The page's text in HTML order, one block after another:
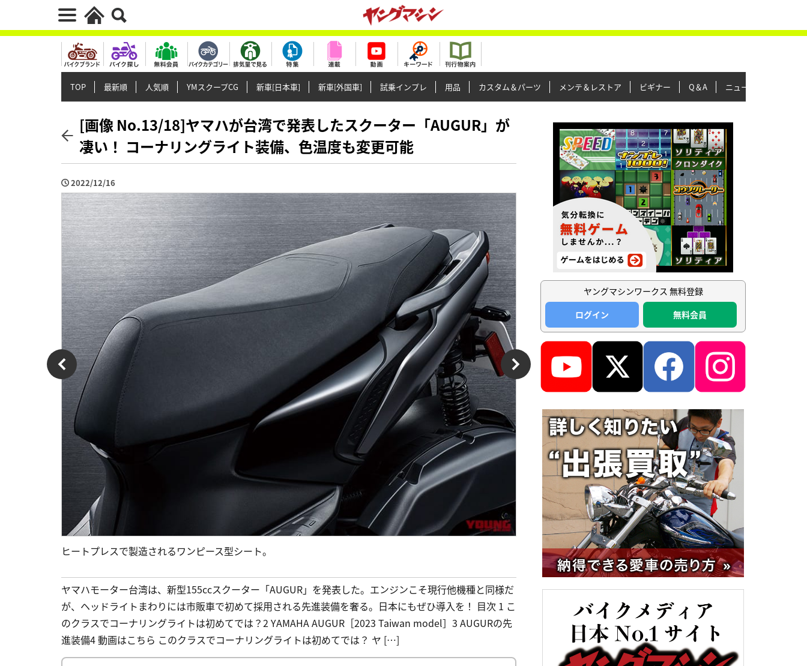
TOP 最新順 人気順 YMスクープCG 新車[日本車] 新車[外国車] 試乗インプレ 用品 カスタム＆パーツ メンテ＆レストア ビギナー Q＆A ニュース＆トピックス
[画像 No.13/18]ヤマハが台湾で発表したスクーター「AUGUR」が
凄い！ コーナリングライト装備、色温度も変更可能
2022/12/16
ヒートプレスで製造されるワンピース型シート。
ヤマハモーター台湾は、新型155ccスクーター「AUGUR」を発表した。エンジンこそ現行他機種と同様だ
が、ヘッドライトまわりには市販車で初めて採用される先進装備を奢る。日本にもぜひ導入を！ 目次 1 こ
のクラスでコーナリングライトは初めてでは？2 YAMAHA AUGUR［2023 Taiwan model］3 AUGURの先
進装備4 動画はこちら このクラスでコーナリングライトは初めてでは？ ヤ […]
ヤングマシンワークス 無料登録
ログイン
無料会員